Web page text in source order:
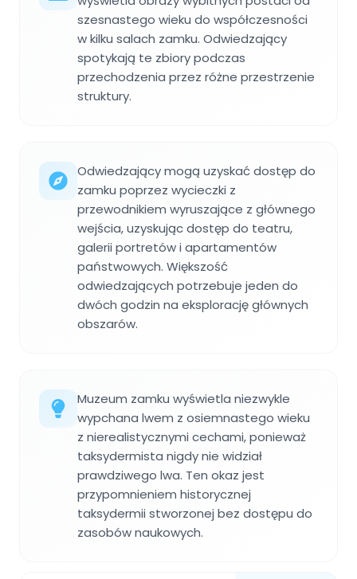
szesnastego wieku do współczesności
w kilku salach zamku. Odwiedzający
spotykają te zbiory podczas
przechodzenia przez różne przestrzenie
struktury.
Odwiedzający mogą uzyskać dostęp do
zamku poprzez wycieczki z
przewodnikiem wyruszające z głównego
wejścia, uzyskując dostęp do teatru,
galerii portretów i apartamentów
państwowych. Większość
odwiedzających potrzebuje jeden do
dwóch godzin na eksplorację głównych
obszarów.
Muzeum zamku wyświetla niezwykle
wypchana lwem z osiemnastego wieku
z nierealistycznymi cechami, ponieważ
taksydermista nigdy nie widział
prawdziwego lwa. Ten okaz jest
przypomnieniem historycznej
taksydermii stworzonej bez dostępu do
zasobów naukowych.